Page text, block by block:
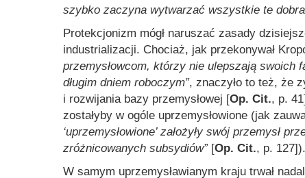
szybko zaczyna wytwarzać wszystkie te
Protekcjonizm mógł naruszać zasady
industrializacji. Chociaż, jak przekonywał
przemysłowcom, którzy nie ulepszają swoich
długim dniem roboczym”, znaczyło to też, że
i rozwijania bazy przemysłowej [Op. Cit., p.
zostałyby w ogóle uprzemysłowione (jak
‘uprzemysłowione’ założyły swój przemysł
zróżnicowanych subsydiów”[Op. Cit., p. 127]).
W samym uprzemysławianym kraju trwał